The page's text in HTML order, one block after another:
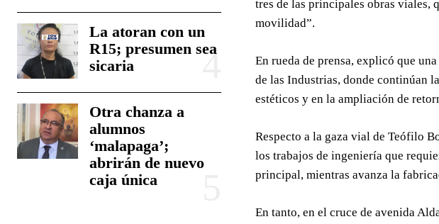
La atoran con un
R15; presumen sea
sicaria
Otra chanza a
alumnos
‘malapaga’;
abrirán de nuevo
caja única
tres de las principales obras viales,
movilidad”.
En rueda de prensa, explicó que
de las Industrias, donde continúan
estéticos y en la ampliación de
Respecto a la gaza vial de Teófilo
los trabajos de ingeniería que
principal, mientras avanza la
En tanto, en el cruce de avenida